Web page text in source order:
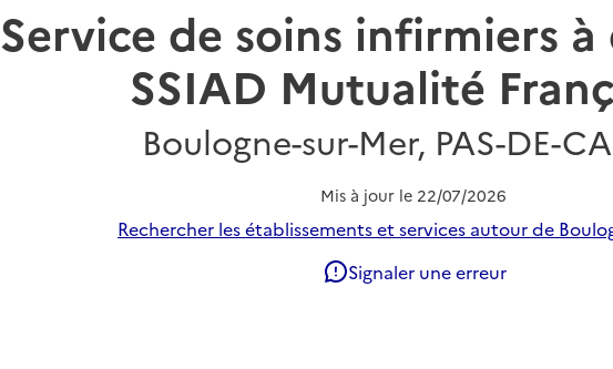
Service de soins infirmiers
SSIAD Mutualité
Boulogne-sur-Mer, PAS-DE-
Mis à jour le 22/07/2026
Rechercher les établissements et services autour de
Signaler une erreur